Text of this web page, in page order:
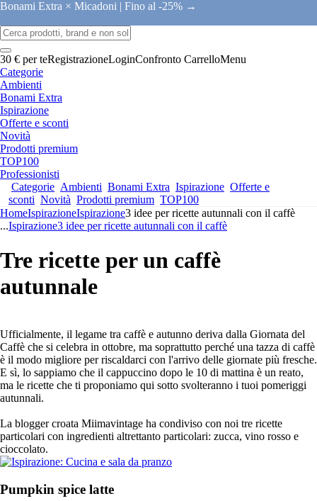
Bonami Extra × Micadoni | Fino al -25% →
30 € per teRegistrazioneLoginConfronto CarrelloMenu
Categorie
Ambienti
Bonami Extra
Ispirazione
Offerte e sconti
Novità
Prodotti premium
TOP100
Professionisti
Categorie Ambienti Bonami Extra Ispirazione Offerte e
sconti Novità Prodotti premium TOP100
HomeIspirazioneIspirazione3 idee per ricette autunnali con il caffè
...Ispirazione3 idee per ricette autunnali con il caffè
Tre ricette per un caffè
autunnale
Ufficialmente, il legame tra caffè e autunno deriva dalla Giornata del
Caffè che si celebra in ottobre, ma soprattutto perché una tazza di caffè
è il modo migliore per riscaldarci con l'arrivo delle giornate più fresche.
E sì, lo sappiamo che il cappuccino dopo le 10 di mattina è un reato,
ma le ricette che ti proponiamo qui sotto svolteranno i tuoi pomeriggi
autunnali.
La blogger croata Miimavintage ha condiviso con noi tre ricette
particolari con ingredienti altrettanto particolari: zucca, vino rosso e
cioccolato.
Pumpkin spice latte